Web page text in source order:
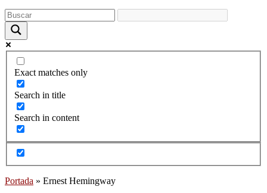
Exact matches only
Search in title
Search in content
Portada » Ernest Hemingway